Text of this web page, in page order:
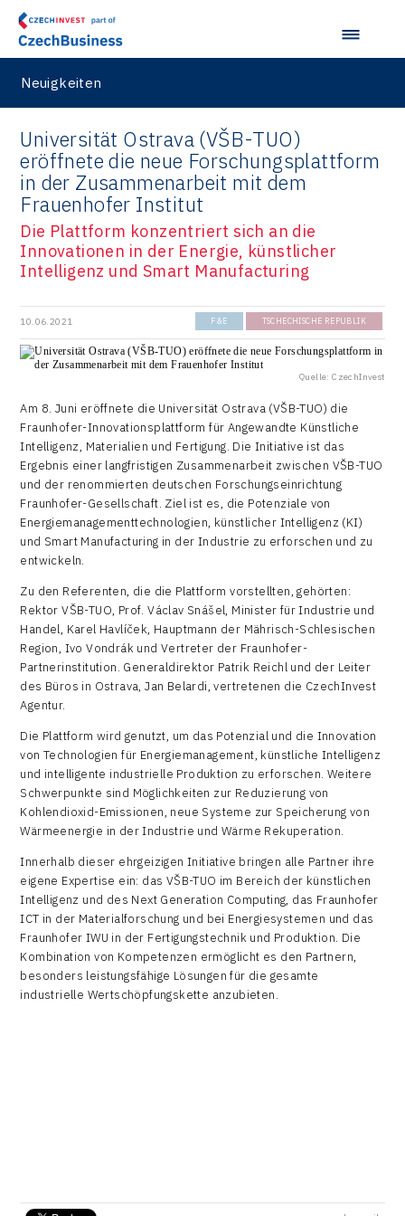
Neuigkeiten
Universität Ostrava (VŠB-TUO)
eröffnete die neue Forschungsplattform
in der Zusammenarbeit mit dem
Frauenhofer Institut
Die Plattform konzentriert sich an die
Innovationen in der Energie, künstlicher
Intelligenz und Smart Manufacturing
10.06.2021 F&E TSCHECHISCHE REPUBLIK
Quelle: CzechInvest
Am 8. Juni eröffnete die Universität Ostrava (VŠB-TUO) die
Fraunhofer-Innovationsplattform für Angewandte Künstliche
Intelligenz, Materialien und Fertigung. Die Initiative ist das
Ergebnis einer langfristigen Zusammenarbeit zwischen VŠB-TUO
und der renommierten deutschen Forschungseinrichtung
Fraunhofer-Gesellschaft. Ziel ist es, die Potenziale von
Energiemanagementtechnologien, künstlicher Intelligenz (KI)
und Smart Manufacturing in der Industrie zu erforschen und zu
entwickeln.
Zu den Referenten, die die Plattform vorstellten, gehörten:
Rektor VŠB-TUO, Prof. Václav Snášel, Minister für Industrie und
Handel, Karel Havlíček, Hauptmann der Mährisch-Schlesischen
Region, Ivo Vondrák und Vertreter der Fraunhofer-
Partnerinstitution. Generaldirektor Patrik Reichl und der Leiter
des Büros in Ostrava, Jan Belardi, vertretenen die CzechInvest
Agentur.
Die Plattform wird genutzt, um das Potenzial und die Innovation
von Technologien für Energiemanagement, künstliche Intelligenz
und intelligente industrielle Produktion zu erforschen. Weitere
Schwerpunkte sind Möglichkeiten zur Reduzierung von
Kohlendioxid-Emissionen, neue Systeme zur Speicherung von
Wärmeenergie in der Industrie und Wärme Rekuperation.
Innerhalb dieser ehrgeizigen Initiative bringen alle Partner ihre
eigene Expertise ein: das VŠB-TUO im Bereich der künstlichen
Intelligenz und des Next Generation Computing, das Fraunhofer
ICT in der Materialforschung und bei Energiesystemen und das
Fraunhofer IWU in der Fertigungstechnik und Produktion. Die
Kombination von Kompetenzen ermöglicht es den Partnern,
besonders leistungsfähige Lösungen für die gesamte
industrielle Wertschöpfungskette anzubieten.